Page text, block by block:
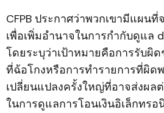
CFPB ประกาศว่าพวกเขามีแผน
เพื่อเพิ่มอำนาจในการกำกับดูแล
โดยระบุว่าเป้าหมายคือการรับผิ
ที่ฉ้อโกงหรือการทำรายการที่ผิด
เปลี่ยนแปลงครั้งใหญ่ที่อาจส่งผล
ในการดูแลการโอนเงินอิเล็กทร